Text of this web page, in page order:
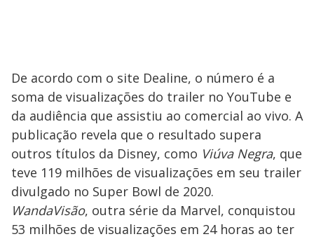
De acordo com o site Dealine, o número é a
soma de visualizações do trailer no YouTube e
da audiência que assistiu ao comercial ao vivo. A
publicação revela que o resultado supera
outros títulos da Disney, como Viúva Negra, que
teve 119 milhões de visualizações em seu trailer
divulgado no Super Bowl de 2020.
WandaVisão, outra série da Marvel, conquistou
53 milhões de visualizações em 24 horas ao ter